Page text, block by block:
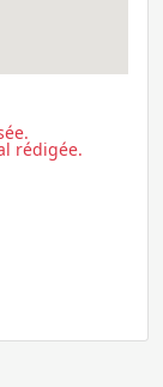
rédigée.